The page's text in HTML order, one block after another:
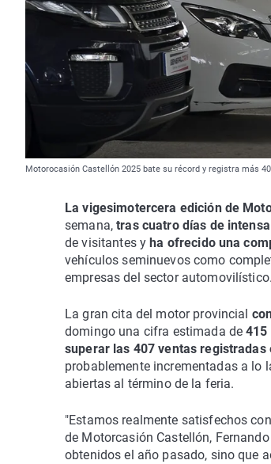
Motorocasión Castellón 2025 bate su récord y registra más
La vigesimotercera edición de
semana,tras cuatro días de
de visitantes y ha ofrecido una
vehículos seminuevos como
empresas del sector automovilístico.
La gran cita del motor provincial
domingo una cifra estimada de 415
superar las 407 ventas registradas
probablemente incrementadas a lo
abiertas al término de la feria.
"Estamos realmente satisfechos
de Motorcasión Castellón,
obtenidos el año pasado, sino que